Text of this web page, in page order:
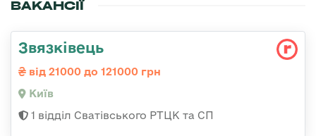
ВАКАНСІЇ
Звязківець
від 21000 до 121000 грн
Київ
1 відділ Сватівського РТЦК та СП